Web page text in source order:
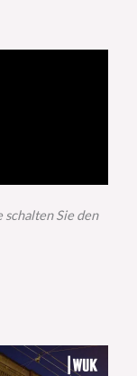
schalten Sie den